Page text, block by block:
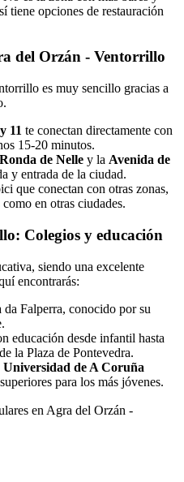
tiene opciones de restauración
del Orzán - Ventorrillo
es muy sencillo gracias a
11 te conectan directamente con
15-20 minutos.
Ronda de Nelle y la Avenida de
y entrada de la ciudad.
que conectan con otras zonas,
en otras ciudades.
Colegios y educación
siendo una excelente
encontrarás:
da Falperra, conocido por su
educación desde infantil hasta
la Plaza de Pontevedra.
Universidad de A Coruña
para los más jóvenes.
en Agra del Orzán -